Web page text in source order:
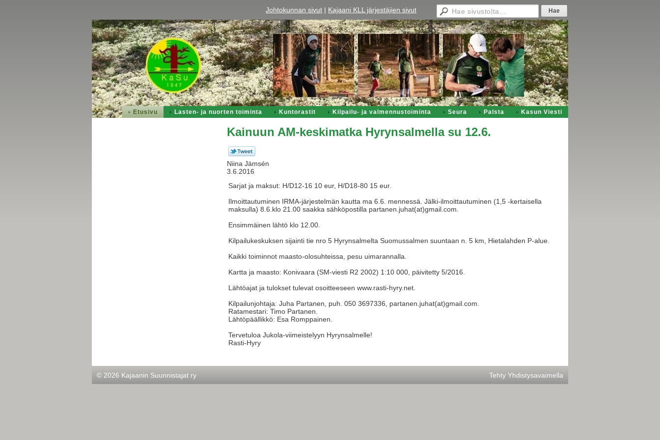
Johtokunnan sivut | Kajaani KLL järjestäjien sivut
Etusivu Lasten- ja nuorten toiminta Kuntorastit Kilpailu- ja valmennustoiminta Seura Palsta Kasun Viesti
Kainuun AM-keskimatka Hyrynsalmella su 12.6.
Niina Jämsén
3.6.2016
Sarjat ja maksut: H/D12-16 10 eur, H/D18-80 15 eur.
Ilmoittautuminen IRMA-järjestelmän kautta ma 6.6. mennessä. Jälki-ilmoittautuminen (1,5 -kertaisella
maksulla) 8.6.klo 21.00 saakka sähköpostilla partanen.juhat(at)gmail.com.
Ensimmäinen lähtö klo 12.00.
Kilpailukeskuksen sijainti tie nro 5 Hyrynsalmelta Suomussalmen suuntaan n. 5 km, Hietalahden P-alue.
Kaikki toiminnot maasto-olosuhteissa, pesu uimarannalla.
Kartta ja maasto: Konivaara (SM-viesti R2 2002) 1:10 000, päivitetty 5/2016.
Lähtöajat ja tulokset tulevat osoitteeseen www.rasti-hyry.net.
Kilpailunjohtaja: Juha Partanen, puh. 050 3697336, partanen.juhat(at)gmail.com.
Ratamestari: Timo Partanen.
Lähtöpäällikkö: Esa Romppainen.
Tervetuloa Jukola-viimeistelyyn Hyrynsalmelle!
Rasti-Hyry
Tehty Yhdistysavaimella
© 2026 Kajaanin Suunnistajat ry